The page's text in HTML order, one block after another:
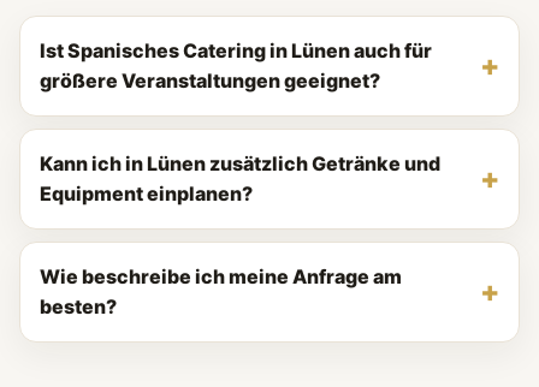
Ist Spanisches Catering in Lünen auch für
größere Veranstaltungen geeignet?
Kann ich in Lünen zusätzlich Getränke und
Equipment einplanen?
Wie beschreibe ich meine Anfrage am
besten?